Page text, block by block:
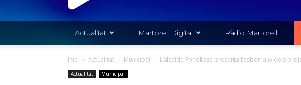
de
l'Ajuntament
Martorell
Actualitat Martorell Digital Ràdio Martorell
Inici Actualitat Municipal L’alcalde Fonollosa presenta l’esborrany dels
Actualitat Municipal